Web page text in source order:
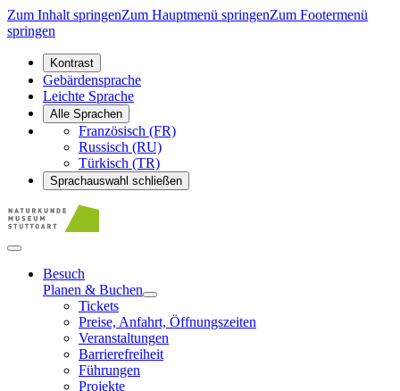
Zum Inhalt springenZum Hauptmenü springenZum Footermenü
springen
Kontrast
Gebärdensprache
Leichte Sprache
Alle Sprachen
Französisch (FR)
Russisch (RU)
Türkisch (TR)
Sprachauswahl schließen
Besuch
Planen & Buchen
Tickets
Preise, Anfahrt, Öffnungszeiten
Veranstaltungen
Barrierefreiheit
Führungen
Projekte